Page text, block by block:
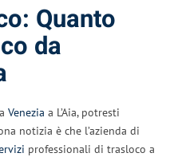
Quanto
da
Venezia a L’Aia, potresti
notizia è che l’azienda di
professionali di trasloco a